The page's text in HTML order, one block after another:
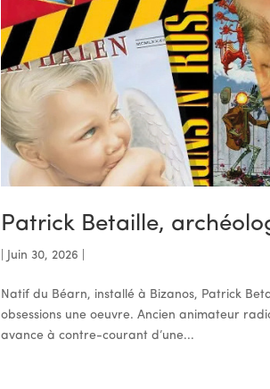
Patrick Betaille,
Juin 30, 2026
Natif du Béarn, installé à Bizanos, Patrick
obsessions une oeuvre. Ancien animateur
avance à contre-courant d’une...